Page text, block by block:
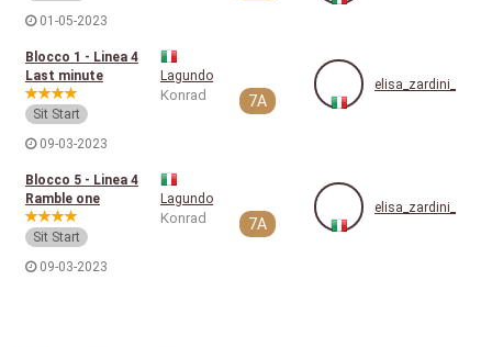
01-05-2023
Blocco 1 - Linea 4
Last minute
Sit Start
09-03-2023
Lagundo
Konrad 7A
elisa_zardini_
Blocco 5 - Linea 4
Ramble one
Sit Start
09-03-2023
Lagundo
Konrad 7A
elisa_zardini_